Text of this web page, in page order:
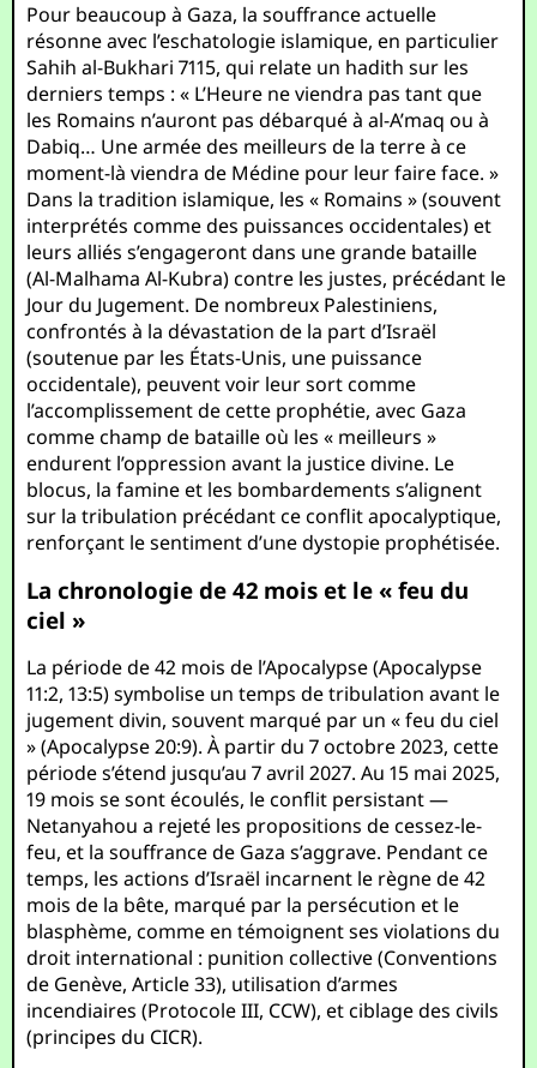
Pour beaucoup à Gaza, la souffrance actuelle
résonne avec l’eschatologie islamique, en particulier
Sahih al-Bukhari 7115, qui relate un hadith sur les
derniers temps : « L’Heure ne viendra pas tant que
les Romains n’auront pas débarqué à al-A’maq ou à
Dabiq… Une armée des meilleurs de la terre à ce
moment-là viendra de Médine pour leur faire face. »
Dans la tradition islamique, les « Romains » (souvent
interprétés comme des puissances occidentales) et
leurs alliés s’engageront dans une grande bataille
(Al-Malhama Al-Kubra) contre les justes, précédant le
Jour du Jugement. De nombreux Palestiniens,
confrontés à la dévastation de la part d’Israël
(soutenue par les États-Unis, une puissance
occidentale), peuvent voir leur sort comme
l’accomplissement de cette prophétie, avec Gaza
comme champ de bataille où les « meilleurs »
endurent l’oppression avant la justice divine. Le
blocus, la famine et les bombardements s’alignent
sur la tribulation précédant ce conflit apocalyptique,
renforçant le sentiment d’une dystopie prophétisée.
La chronologie de 42 mois et le « feu du
ciel »
La période de 42 mois de l’Apocalypse (Apocalypse
11:2, 13:5) symbolise un temps de tribulation avant le
jugement divin, souvent marqué par un « feu du ciel
» (Apocalypse 20:9). À partir du 7 octobre 2023, cette
période s’étend jusqu’au 7 avril 2027. Au 15 mai 2025,
19 mois se sont écoulés, le conflit persistant —
Netanyahou a rejeté les propositions de cessez-le-
feu, et la souffrance de Gaza s’aggrave. Pendant ce
temps, les actions d’Israël incarnent le règne de 42
mois de la bête, marqué par la persécution et le
blasphème, comme en témoignent ses violations du
droit international : punition collective (Conventions
de Genève, Article 33), utilisation d’armes
incendiaires (Protocole III, CCW), et ciblage des civils
(principes du CICR).